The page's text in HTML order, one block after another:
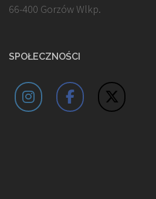
66-400 Gorzów Wlkp.
SPOŁECZNOŚCI